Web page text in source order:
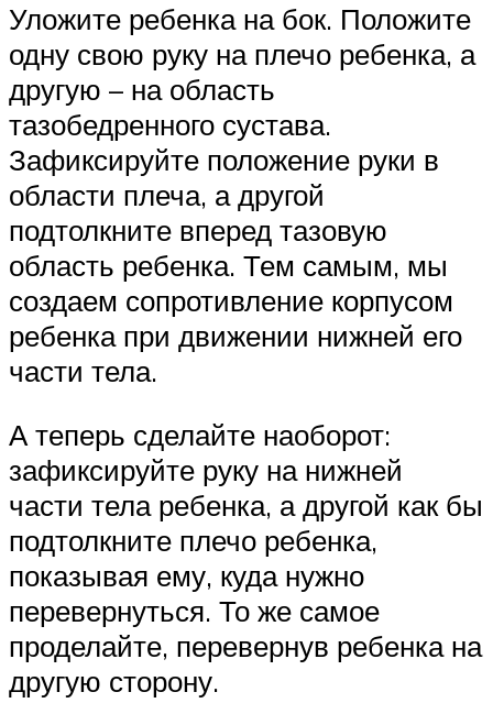
Уложите ребенка на бок. Положите
одну свою руку на плечо ребенка, а
другую – на область
тазобедренного сустава.
Зафиксируйте положение руки в
области плеча, а другой
подтолкните вперед тазовую
область ребенка. Тем самым, мы
создаем сопротивление корпусом
ребенка при движении нижней его
части тела.
А теперь сделайте наоборот:
зафиксируйте руку на нижней
части тела ребенка, а другой как бы
подтолкните плечо ребенка,
показывая ему, куда нужно
перевернуться. То же самое
проделайте, перевернув ребенка на
другую сторону.